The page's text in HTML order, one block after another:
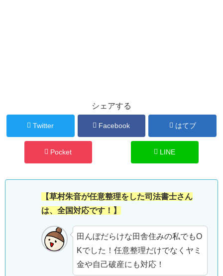
シェアする
Twitter Facebook はてブ
Pocket LINE
【草村朱音が任意整理をした司法書士さん
は、全国対応です！】
田んぼだらけな田舎住みの私でもO
Kでした！任意整理だけでなくヤミ
金や自己破産にも対応！